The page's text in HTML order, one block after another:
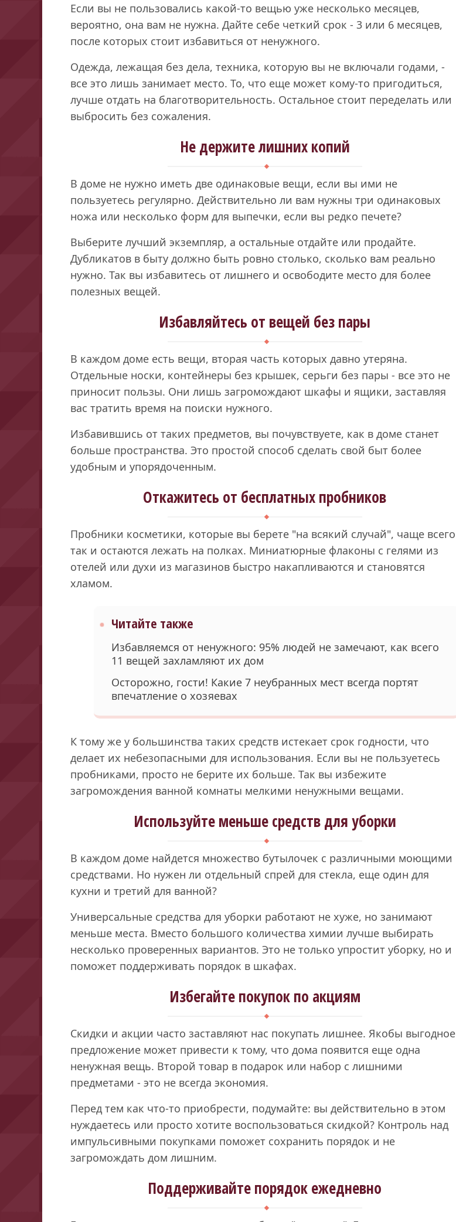
Если вы не пользовались какой-то вещью уже несколько месяцев,
вероятно, она вам не нужна. Дайте себе четкий срок - 3 или 6 месяцев,
после которых стоит избавиться от ненужного.
Одежда, лежащая без дела, техника, которую вы не включали годами, -
все это лишь занимает место. То, что еще может кому-то пригодиться,
лучше отдать на благотворительность. Остальное стоит переделать или
выбросить без сожаления.
Не держите лишних копий
В доме не нужно иметь две одинаковые вещи, если вы ими не
пользуетесь регулярно. Действительно ли вам нужны три одинаковых
ножа или несколько форм для выпечки, если вы редко печете?
Выберите лучший экземпляр, а остальные отдайте или продайте.
Дубликатов в быту должно быть ровно столько, сколько вам реально
нужно. Так вы избавитесь от лишнего и освободите место для более
полезных вещей.
Избавляйтесь от вещей без пары
В каждом доме есть вещи, вторая часть которых давно утеряна.
Отдельные носки, контейнеры без крышек, серьги без пары - все это не
приносит пользы. Они лишь загромождают шкафы и ящики, заставляя
вас тратить время на поиски нужного.
Избавившись от таких предметов, вы почувствуете, как в доме станет
больше пространства. Это простой способ сделать свой быт более
удобным и упорядоченным.
Откажитесь от бесплатных пробников
Пробники косметики, которые вы берете "на всякий случай", чаще всего
так и остаются лежать на полках. Миниатюрные флаконы с гелями из
отелей или духи из магазинов быстро накапливаются и становятся
хламом.
Читайте также
Избавляемся от ненужного: 95% людей не замечают, как всего
11 вещей захламляют их дом
Осторожно, гости! Какие 7 неубранных мест всегда портят
впечатление о хозяевах
К тому же у большинства таких средств истекает срок годности, что
делает их небезопасными для использования. Если вы не пользуетесь
пробниками, просто не берите их больше. Так вы избежите
загромождения ванной комнаты мелкими ненужными вещами.
Используйте меньше средств для уборки
В каждом доме найдется множество бутылочек с различными моющими
средствами. Но нужен ли отдельный спрей для стекла, еще один для
кухни и третий для ванной?
Универсальные средства для уборки работают не хуже, но занимают
меньше места. Вместо большого количества химии лучше выбирать
несколько проверенных вариантов. Это не только упростит уборку, но и
поможет поддерживать порядок в шкафах.
Избегайте покупок по акциям
Скидки и акции часто заставляют нас покупать лишнее. Якобы выгодное
предложение может привести к тому, что дома появится еще одна
ненужная вещь. Второй товар в подарок или набор с лишними
предметами - это не всегда экономия.
Перед тем как что-то приобрести, подумайте: вы действительно в этом
нуждаетесь или просто хотите воспользоваться скидкой? Контроль над
импульсивными покупками поможет сохранить порядок и не
загромождать дом лишним.
Поддерживайте порядок ежедневно